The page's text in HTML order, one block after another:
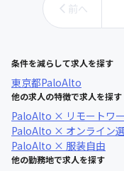
前へ
条件を減らして求人を探す
東京都PaloAlto
他の求人の特徴で求人を探す
PaloAlto × リモートワ
PaloAlto × オンライン
PaloAlto × 服装自由
他の勤務地で求人を探す